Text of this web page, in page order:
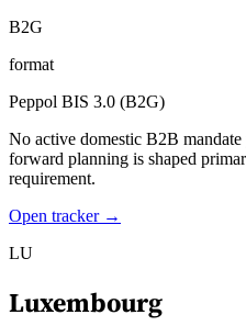
B2G
format
Peppol BIS 3.0 (B2G)
No active domestic B2B
forward planning is shaped
requirement.
Open tracker →
LU
Luxembourg